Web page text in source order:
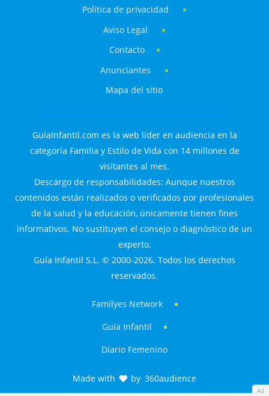
Ad
Política de privacidad
Aviso Legal
Contacto
Anunciantes
Mapa del sitio
GuiaInfantil.com es la web líder en audiencia en la
categoría Familia y Estilo de Vida con 14 millones de
visitantes al mes.
Descargo de responsabilidades: Aunque nuestros
contenidos están realizados o verificados por profesionales
de la salud y la educación, únicamente tienen fines
informativos. No sustituyen el consejo o diagnóstico de un
experto.
Guía Infantil S.L. © 2000-2026. Todos los derechos
reservados.
Familyes Network
Guía Infantil
Diario Femenino
Made with by 360audience